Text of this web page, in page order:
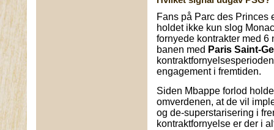
Fans på Parc des Princes
holdet ikke kun slog
fornyede kontrakter med
banen med Paris Saint-
engagement i fremtiden.
Siden Mbappe forlod
omverdenen, at de vil
og de-superstarisering i
kontraktfornyelse er der i